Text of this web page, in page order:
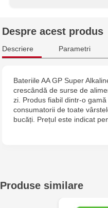
Multistore Centru - bd.
Jucărenia Rîșcani -
Jucărenia Bălți - str.
Jucărenia Bălți-
Despre acest produs
Descriere Parametri
Bateriile AA GP Super
crescândă de surse de
zi. Produs fiabil dintr-o
consumatorii de toate
bucăți. Prețul este indicat
Produse similare